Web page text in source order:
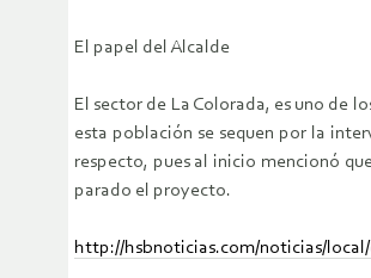
El papel del Alcalde
El sector de La Colo­rada, es uno de
esta población se sequen por la
respecto, pues al inicio mencionó
pa­rado el proyecto.
http://hsbnoticias.com/noticias/